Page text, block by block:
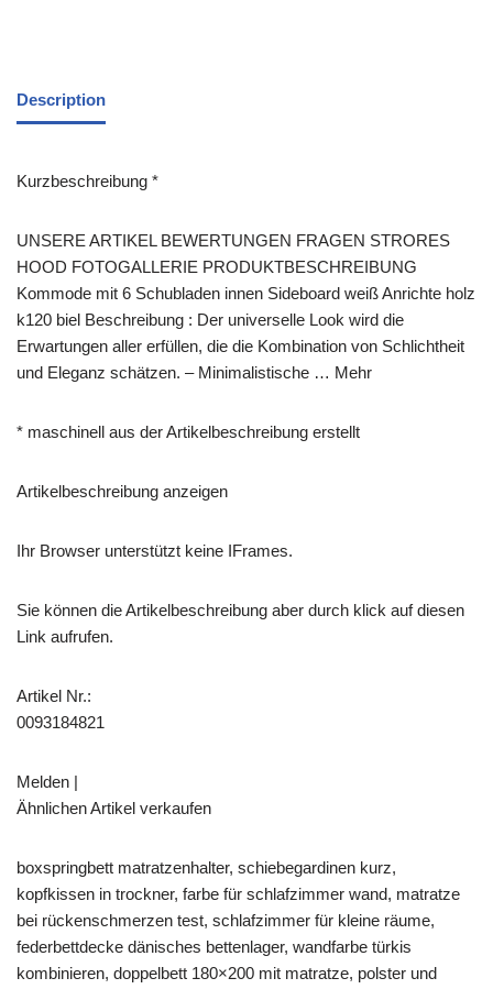
Description
Kurzbeschreibung *
UNSERE ARTIKEL BEWERTUNGEN FRAGEN STRORES
HOOD FOTOGALLERIE PRODUKTBESCHREIBUNG
Kommode mit 6 Schubladen innen Sideboard weiß Anrichte holz
k120 biel Beschreibung : Der universelle Look wird die
Erwartungen aller erfüllen, die die Kombination von Schlichtheit
und Eleganz schätzen. – Minimalistische … Mehr
* maschinell aus der Artikelbeschreibung erstellt
Artikelbeschreibung anzeigen
Ihr Browser unterstützt keine IFrames.
Sie können die Artikelbeschreibung aber durch klick auf diesen
Link aufrufen.
Artikel Nr.:
0093184821
Melden |
Ähnlichen Artikel verkaufen
boxspringbett matratzenhalter, schiebegardinen kurz,
kopfkissen in trockner, farbe für schlafzimmer wand, matratze
bei rückenschmerzen test, schlafzimmer für kleine räume,
federbettdecke dänisches bettenlager, wandfarbe türkis
kombinieren, doppelbett 180×200 mit matratze, polster und